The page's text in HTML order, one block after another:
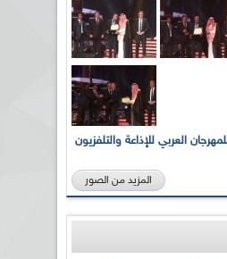
الدورة الـ21 للمهرجان العربي للإذاعة والتلفزيون
المزيد من الصور